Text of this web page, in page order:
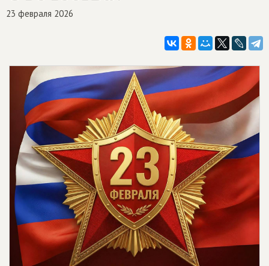
23 февраля 2026